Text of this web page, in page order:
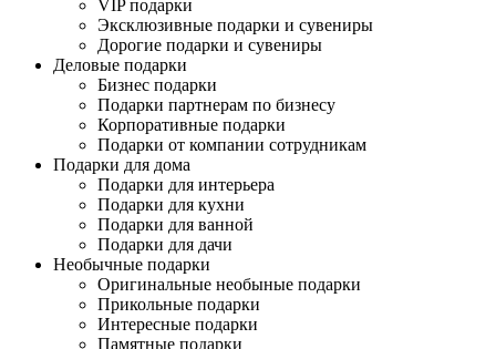
VIP подарки
Эксклюзивные подарки и сувениры
Дорогие подарки и сувениры
Деловые подарки
Бизнес подарки
Подарки партнерам по бизнесу
Корпоративные подарки
Подарки от компании сотрудникам
Подарки для дома
Подарки для интерьера
Подарки для кухни
Подарки для ванной
Подарки для дачи
Необычные подарки
Оригинальные необыные подарки
Прикольные подарки
Интересные подарки
Памятные подарки